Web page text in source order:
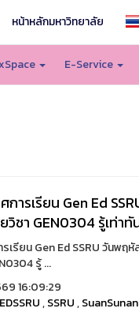
หน้าหลักมหาวิทยาลัย
E-Service
การเรียน Gen Ed
วิชา GEN0304 รู้เท่า
เรียน Gen Ed SSRU วันพ
รู้ ...
16:09:29
,SSRU,